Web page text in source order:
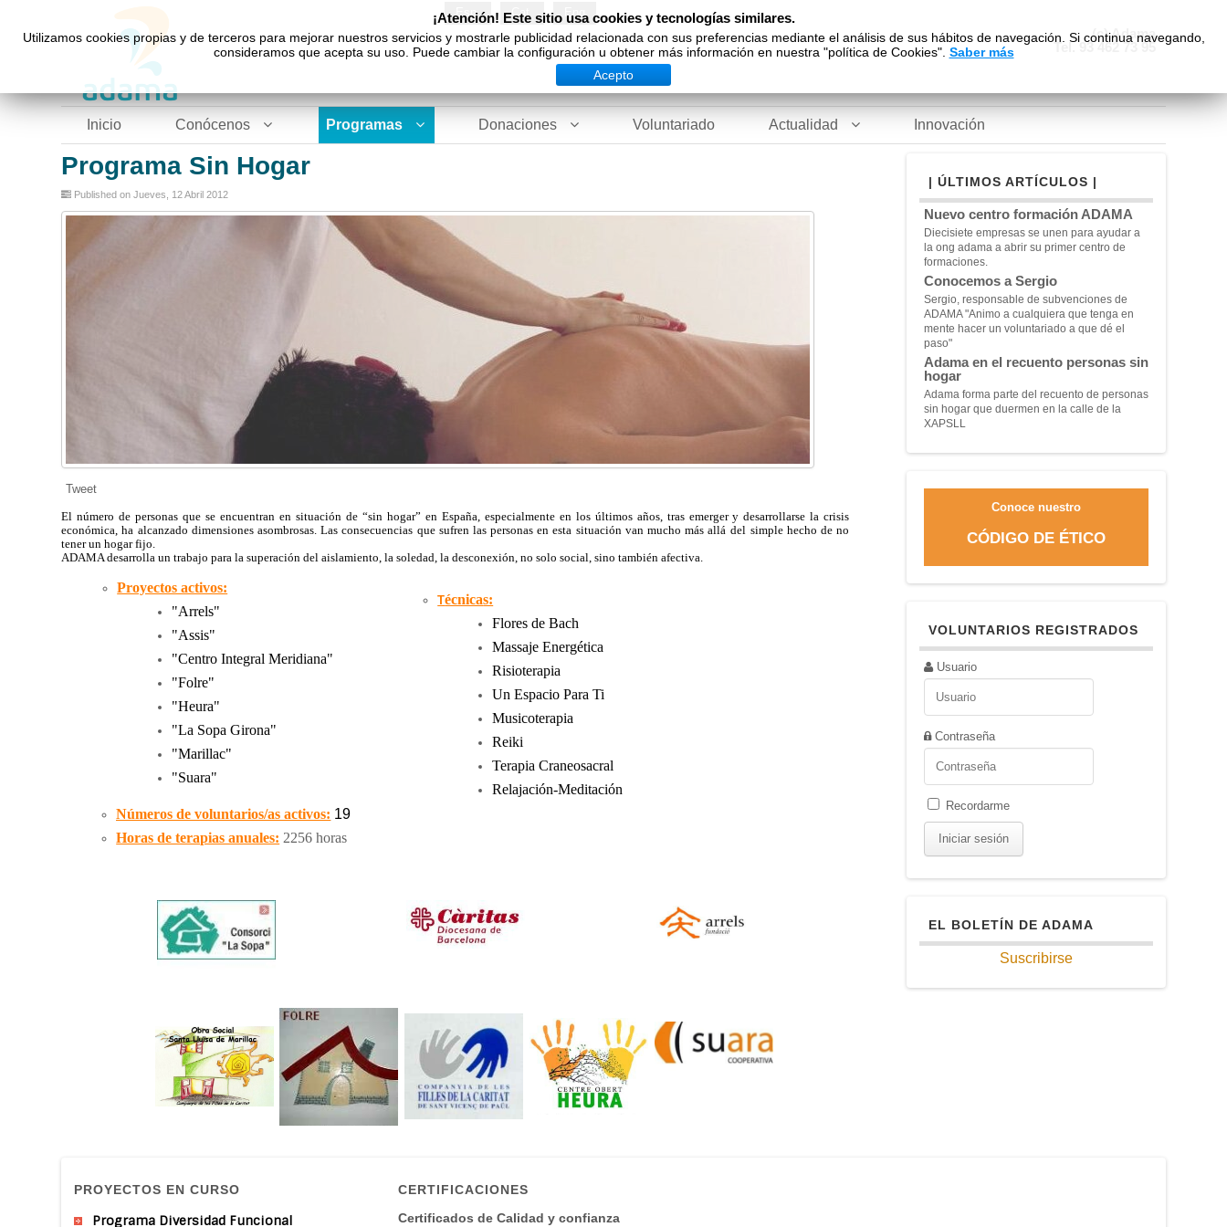
Esp Cat Eng
(c) Adama
Tel. 93 462 73 95
¡Atención! Este sitio usa cookies y tecnologías similares.
Utilizamos cookies propias y de terceros para mejorar nuestros servicios y mostrarle publicidad relacionada con sus preferencias mediante el análisis de sus hábitos de navegación. Si continua navegando,
consideramos que acepta su uso. Puede cambiar la configuración u obtener más información en nuestra "política de Cookies". Saber más
Acepto
Inicio Conócenos Programas Donaciones Voluntariado Actualidad Innovación
Programa Sin Hogar
Published on Jueves, 12 Abril 2012
Tweet
El número de personas que se encuentran en situación de “sin hogar” en España, especialmente en los últimos años, tras emerger y desarrollarse la crisis
económica, ha alcanzado dimensiones asombrosas. Las consecuencias que sufren las personas en esta situación van mucho más allá del simple hecho de no
tener un hogar fijo.
ADAMA desarrolla un trabajo para la superación del aislamiento, la soledad, la desconexión, no solo social, sino también afectiva.
Proyectos activos:
"Arrels"
"Assis"
"Centro Integral Meridiana"
"Folre"
"Heura"
"La Sopa Girona"
"Marillac"
"Suara"
Técnicas:
Flores de Bach
Massaje Energética
Risioterapia
Un Espacio Para Ti
Musicoterapia
Reiki
Terapia Craneosacral
Relajación-Meditación
Números de voluntarios/as activos: 19
Horas de terapias anuales: 2256 horas
| ÚLTIMOS ARTÍCULOS |
Nuevo centro formación ADAMA
Diecisiete empresas se unen para ayudar a
la ong adama a abrir su primer centro de
formaciones.
Conocemos a Sergio
Sergio, responsable de subvenciones de
ADAMA "Animo a cualquiera que tenga en
mente hacer un voluntariado a que dé el
paso"
Adama en el recuento personas sin
hogar
Adama forma parte del recuento de personas
sin hogar que duermen en la calle de la
XAPSLL
Conoce nuestro
CÓDIGO DE ÉTICO
VOLUNTARIOS REGISTRADOS
Usuario
Contraseña
Recordarme
EL BOLETÍN DE ADAMA
Suscribirse
PROYECTOS EN CURSO
Programa Diversidad Funcional
CERTIFICACIONES
Certificados de Calidad y confianza